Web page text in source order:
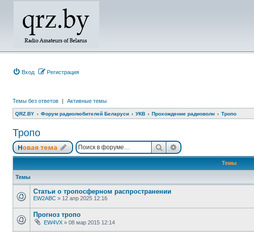
Вход Регистрация
Темы без ответов | Активные темы
QRZ.BY Форум радиолюбителей Беларуси УКВ Прохождение радиоволн Тропо
Тропо
Новая тема ПоискРасширенный поиск
Темы
Темы
Статьи о тропосферном распространении
EW2ABC » 12 апр 2025 12:16
Прогноз тропо
EW4VX » 08 мар 2015 12:14